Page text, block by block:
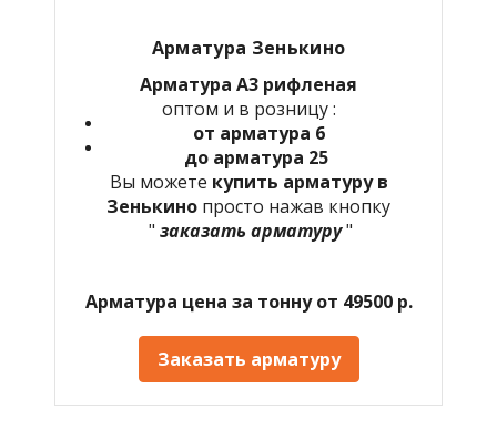
Арматура Зенькино
Арматура А3 рифленая
оптом и в розницу :
от арматура 6
до арматура 25
Вы можете купить арматуру в
Зенькино просто нажав кнопку
" заказать арматуру"
Арматура цена за тонну от 49500 р.
Заказать арматуру